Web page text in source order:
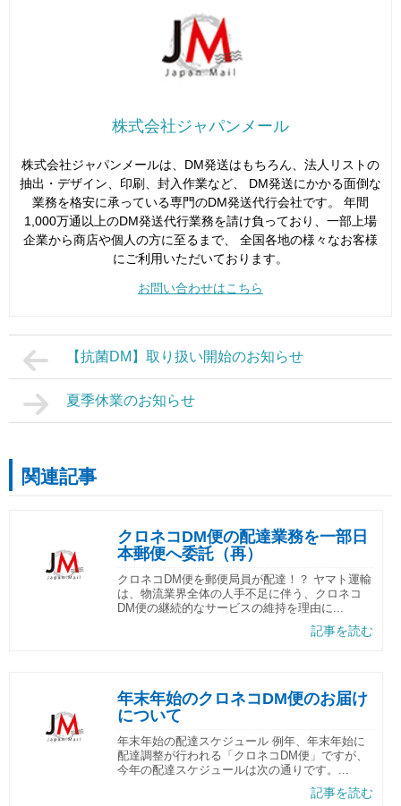
株式会社ジャパンメール
株式会社ジャパンメールは、DM発送はもちろん、法人リストの
抽出・デザイン、印刷、封入作業など、 DM発送にかかる面倒な
業務を格安に承っている専門のDM発送代行会社です。 年間
1,000万通以上のDM発送代行業務を請け負っており、一部上場
企業から商店や個人の方に至るまで、 全国各地の様々なお客様
にご利用いただいております。
お問い合わせはこちら
【抗菌DM】取り扱い開始のお知らせ
夏季休業のお知らせ
関連記事
クロネコDM便の配達業務を一部日
本郵便へ委託（再）
クロネコDM便を郵便局員が配達！？ ヤマト運輸
は、物流業界全体の人手不足に伴う、クロネコ
DM便の継続的なサービスの維持を理由に...
記事を読む
年末年始のクロネコDM便のお届け
について
年末年始の配達スケジュール 例年、年末年始に
配達調整が行われる「クロネコDM便」ですが、
今年の配達スケジュールは次の通りです。...
記事を読む